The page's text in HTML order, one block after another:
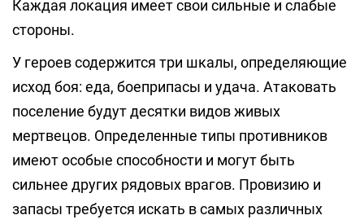
Каждая локация имеет свои сильные и слабые
стороны.
У героев содержится три шкалы, определяющие
исход боя: еда, боеприпасы и удача. Атаковать
поселение будут десятки видов живых
мертвецов. Определенные типы противников
имеют особые способности и могут быть
сильнее других рядовых врагов. Провизию и
запасы требуется искать в самых различных